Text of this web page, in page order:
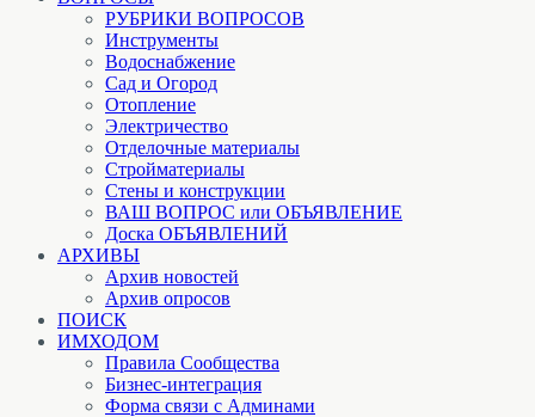
РУБРИКИ ВОПРОСОВ
Инструменты
Водоснабжение
Сад и Огород
Отопление
Электричество
Отделочные материалы
Стройматериалы
Стены и конструкции
ВАШ ВОПРОС или ОБЪЯВЛЕНИЕ
Доска ОБЪЯВЛЕНИЙ
АРХИВЫ
Архив новостей
Архив опросов
ПОИСК
ИМХОДОМ
Правила Сообщества
Бизнес-интеграция
Форма связи с Админами